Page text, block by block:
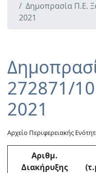
Δημοπρασία Π.Ε.
2021
272871/
2021
Αρχείο Περιφερειακής
Αριθμ.
Διακήρυξης